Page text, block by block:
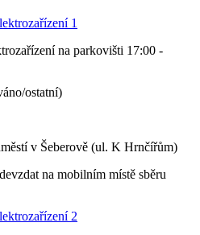
na parkovišti 17:00 -
ostatní)
v Šeberově (ul. K Hrnčířům)
na mobilním místě sběru